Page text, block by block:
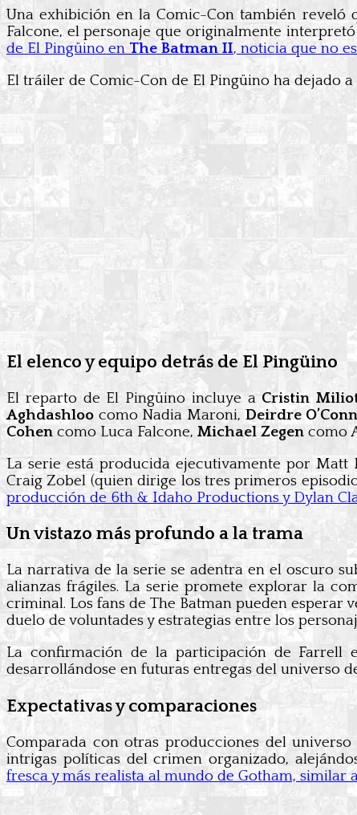
Una exhibición en la Comic-Con también reveló
Falcone, el personaje que originalmente
de El Pingüino en The Batman II, noticia que no
El tráiler de Comic-Con de El Pingüino ha dejado
El elenco y equipo detrás de El Pingüino
El reparto de El Pingüino incluye a Cristin
Aghdashloo como Nadia Maroni, Deirdre
Cohen como Luca Falcone, Michael Zegen como
La serie está producida ejecutivamente por Matt
Craig Zobel (quien dirige los tres primeros
producción de 6th & Idaho Productions y Dylan
Un vistazo más profundo a la trama
La narrativa de la serie se adentra en el oscuro
alianzas frágiles. La serie promete explorar la
criminal. Los fans de The Batman pueden
duelo de voluntades y estrategias entre los
La confirmación de la participación de Farrell
desarrollándose en futuras entregas del universo
Expectativas y comparaciones
Comparada con otras producciones del
intrigas políticas del crimen organizado,
fresca y más realista al mundo de Gotham, similar